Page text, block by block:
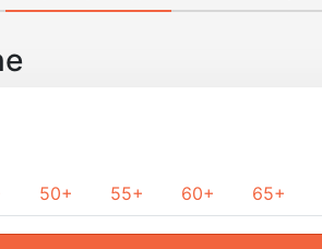
50+ 55+ 60+ 65+